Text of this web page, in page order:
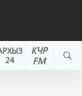
КЧР
FM
24